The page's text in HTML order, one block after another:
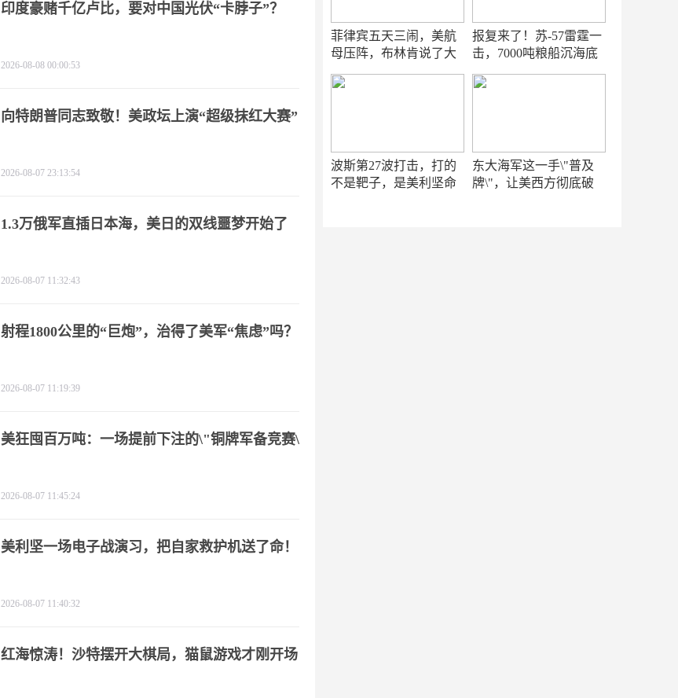
菲律宾五天三闹，美航
母压阵，布林肯说了大
报复来了！苏-57雷霆一
击，7000吨粮船沉海底
波斯第27波打击，打的
不是靶子，是美利坚命
东大海军这一手\"普及
牌\"，让美西方彻底破
印度豪赌千亿卢比，要对中国光伏“卡脖子”？
2026-08-08 00:00:53
向特朗普同志致敬！美政坛上演“超级抹红大赛”
2026-08-07 23:13:54
1.3万俄军直插日本海，美日的双线噩梦开始了
2026-08-07 11:32:43
射程1800公里的“巨炮”，治得了美军“焦虑”吗？
2026-08-07 11:19:39
美狂囤百万吨：一场提前下注的\"铜牌军备竞赛\"
2026-08-07 11:45:24
美利坚一场电子战演习，把自家救护机送了命！
2026-08-07 11:40:32
红海惊涛！沙特摆开大棋局，猫鼠游戏才刚开场